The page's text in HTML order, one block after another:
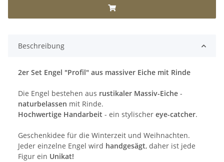
Beschreibung
2er Set Engel "Profil" aus massiver Eiche mit Rinde
Die Engel bestehen aus rustikaler Massiv-Eiche -
naturbelassen mit Rinde.
Hochwertige Handarbeit - ein stylischer eye-catcher.
Geschenkidee für die Winterzeit und Weihnachten.
Jeder einzelne Engel wird handgesägt, daher ist jede
Figur ein Unikat!